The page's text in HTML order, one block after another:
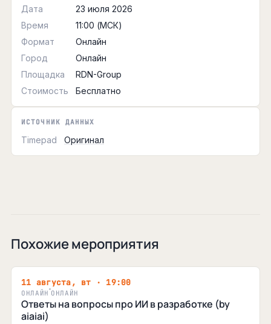
Дата
23 июля 2026
Время
11:00 (МСК)
Формат
Онлайн
Город
Онлайн
Площадка
RDN-Group
Стоимость
Бесплатно
ИСТОЧНИК ДАННЫХ
Timepad Оригинал
Похожие мероприятия
11 августа, вт · 19:00
ОНЛАЙН ОНЛАЙН
Ответы на вопросы про ИИ в разработке (by
aiaiai)